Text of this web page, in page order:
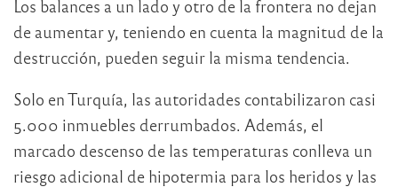
Los balances a un lado y otro de la frontera no dejan
de aumentar y, teniendo en cuenta la magnitud de la
destrucción, pueden seguir la misma tendencia.
Solo en Turquía, las autoridades contabilizaron casi
5.000 inmuebles derrumbados. Además, el
marcado descenso de las temperaturas conlleva un
riesgo adicional de hipotermia para los heridos y las